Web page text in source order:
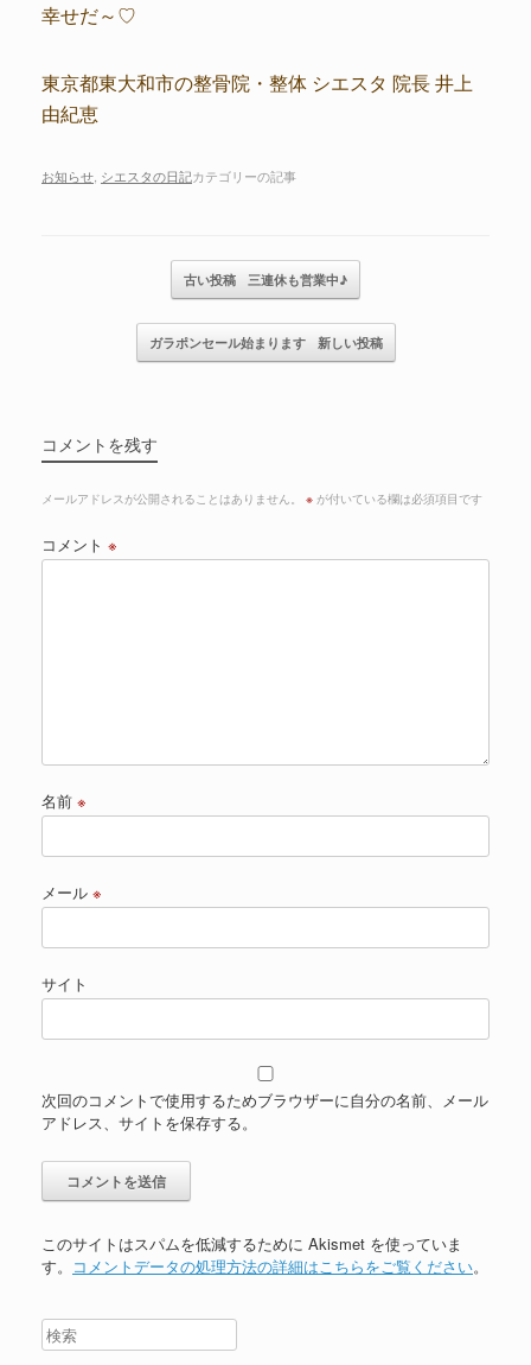
幸せだ～♡
東京都東大和市の整骨院・整体 シエスタ 院長 井上
由紀恵
お知らせ, シエスタの日記カテゴリーの記事
記事のナビゲーション古い投稿 三連休も営業中♪
ガラポンセール始まります 新しい投稿
コメントを残す
メールアドレスが公開されることはありません。 ※ が付いている欄は必須項目です
コメント ※
名前 ※
メール ※
サイト
次回のコメントで使用するためブラウザーに自分の名前、メール
アドレス、サイトを保存する。
このサイトはスパムを低減するために Akismet を使っていま
す。 コメントデータの処理方法の詳細はこちらをご覧ください。